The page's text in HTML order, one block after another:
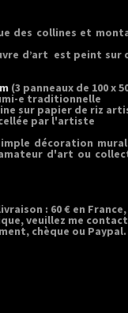
des collines et
d’art est peint sur
(3 panneaux de 100 x
e traditionnelle
sur papier de riz
par l'artiste
décoration
d'art ou
: 60 € en
veuillez me
chèque ou Paypal.